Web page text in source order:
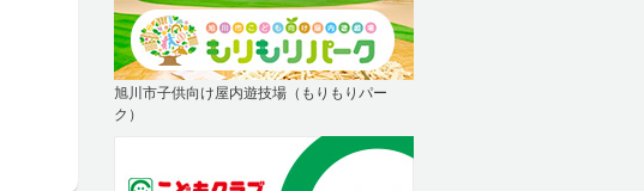
旭川市子供向け屋内遊技場（もりもりパー
ク）